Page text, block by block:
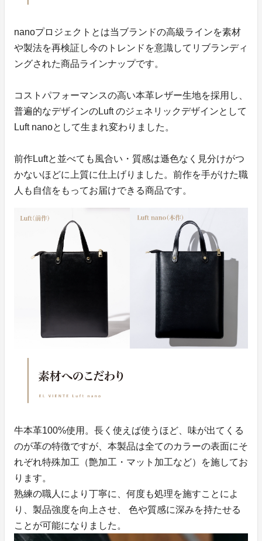
nanoプロジェクトとは当ブランドの高級ラインを素材
や製法を再検証し今のトレンドを意識してリブランディ
ングされた商品ラインナップです。
コストパフォーマンスの高い本革レザー生地を採用し、
普遍的なデザインのLuft のジェネリックデザインとして
Luft nanoとして生まれ変わりました。
前作Luftと並べても風合い・質感は遜色なく見分けがつ
かないほどに上質に仕上げりました。前作を手がけた職
人も自信をもってお届けできる商品です。
牛本革100%使用。長く使えば使うほど、味が出てくる
のが革の特徴ですが、本製品は全てのカラーの表面にそ
れぞれ特殊加工（艶加工・マット加工など）を施してお
ります。
熟練の職人により丁寧に、何度も処理を施すことによ
り、製品強度を向上させ、 色や質感に深みを持たせる
ことが可能になりました。